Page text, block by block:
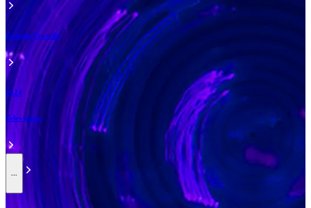
Grande Fratello
2024
Televisione